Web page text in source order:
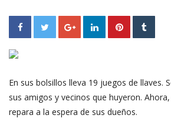
En sus bolsillos lleva 19 juegos de llaves.
sus amigos y vecinos que huyeron.
repara a la espera de sus dueños.